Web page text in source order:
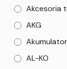
Akcesoria
AKG
AL-KO